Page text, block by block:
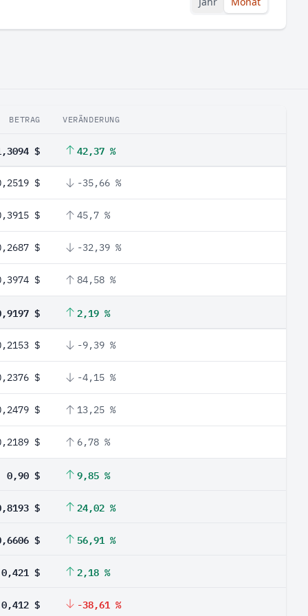
BETRAG VERÄNDERUNG
$ 42,37 %
$ -35,66 %
$ 45,7 %
$ -32,39 %
$ 84,58 %
$ 2,19 %
$ -9,39 %
$ -4,15 %
$ 13,25 %
$ 6,78 %
0,90 $ 9,85 %
$ 24,02 %
$ 56,91 %
0,421 $ 2,18 %
0,412 $ -38,61 %